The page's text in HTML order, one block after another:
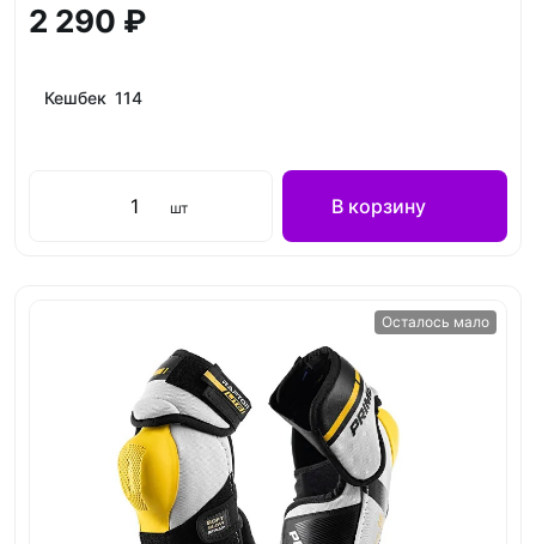
2 290 ₽
Кешбек 114
шт В корзину
Осталось мало